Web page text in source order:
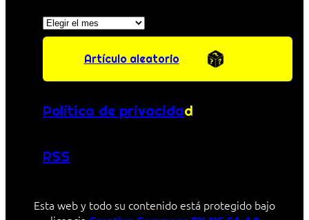
Archivos
Artículo aleatorio
Política de privacidad
RSS
Esta web y todo su contenido está protegido bajo